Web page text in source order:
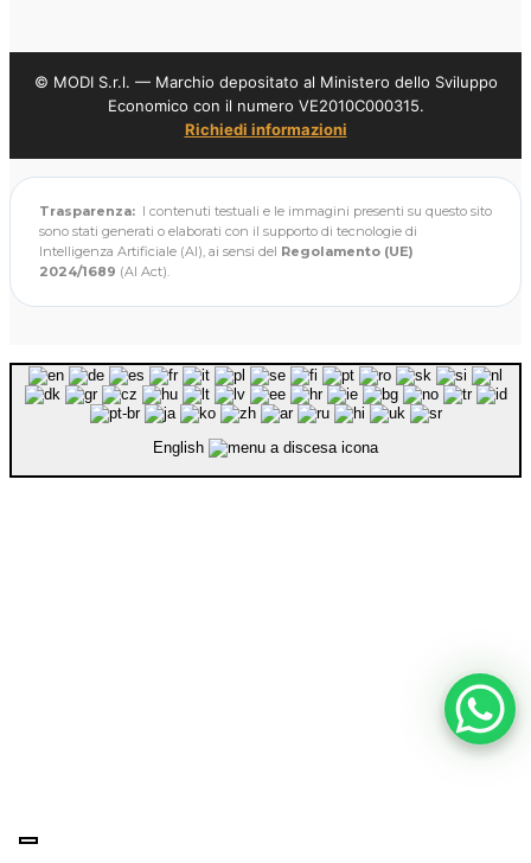
© MODI S.r.l. — Marchio depositato al Ministero dello Sviluppo
Economico con il numero VE2010C000315.
Richiedi informazioni
Trasparenza: I contenuti testuali e le immagini presenti su questo sito
sono stati generati o elaborati con il supporto di tecnologie di
Intelligenza Artificiale (AI), ai sensi del Regolamento (UE)
2024/1689 (AI Act).
English